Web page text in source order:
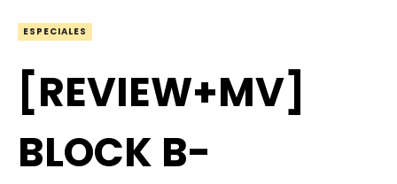
ESPECIALES
[REVIEW+MV]
BLOCK B-